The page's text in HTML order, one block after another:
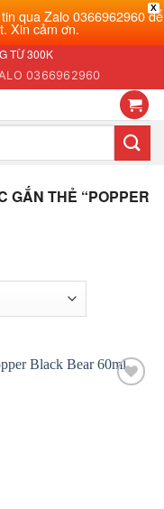
X
qua Zalo 0366962960 để
Xin cảm ơn.
TỪ 300K
0366962960
GẮN THẺ “POPPER